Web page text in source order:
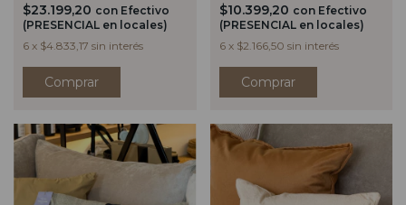
$23.199,20 con Efectivo
(PRESENCIAL en locales)
6 x $4.833,17 sin interés
$10.399,20 con Efectivo
(PRESENCIAL en locales)
6 x $2.166,50 sin interés